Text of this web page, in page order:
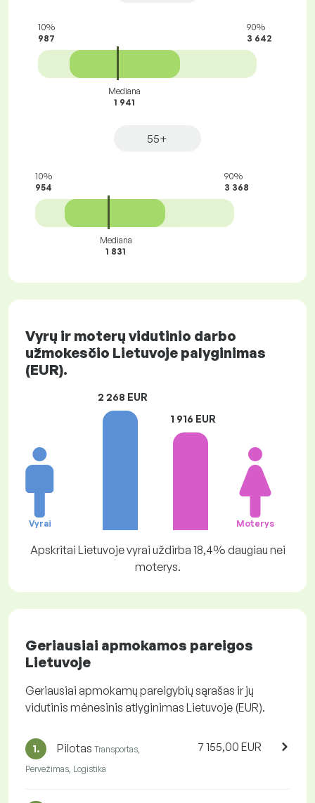
Mediana
1 941
10%
987
90%
3 642
55+
Mediana
1 831
10%
954
90%
3 368
Vyrų ir moterų vidutinio darbo
užmokesčio Lietuvoje palyginimas
(EUR).
Vyrai
2 268 EUR
1 916 EUR
Moterys
Apskritai Lietuvoje vyrai uždirba 18,4% daugiau nei
moterys.
Geriausiai apmokamos pareigos
Lietuvoje
Geriausiai apmokamų pareigybių sąrašas ir jų
vidutinis mėnesinis atlyginimas Lietuvoje (EUR).
1. Pilotas Transportas,
Pervežimas, Logistika
7 155,00 EUR